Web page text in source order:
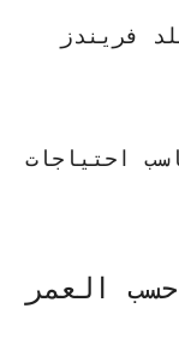
فريندز
احتياجات
العمر